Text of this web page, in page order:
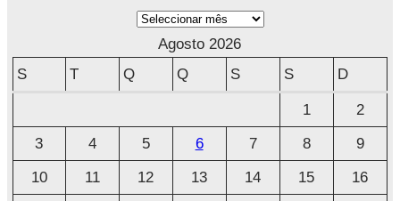
A
v
o
Agosto 2026
S
T Q Q S S D
1
2
3
4 5 6 7 8
9
10
11 12 13 14 15
16